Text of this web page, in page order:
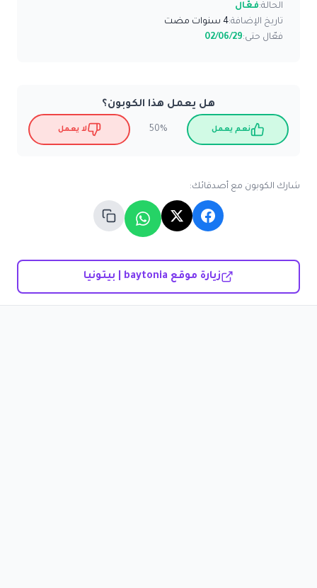
الحالة:فعّال
تاريخ الإضافة:4 سنوات مضت
فعّال حتى:02/06/29
هل يعمل هذا الكوبون؟
نعم يعمل 50% لا يعمل
شارك الكوبون مع أصدقائك:
زيارة موقع baytonia | بيتونيا